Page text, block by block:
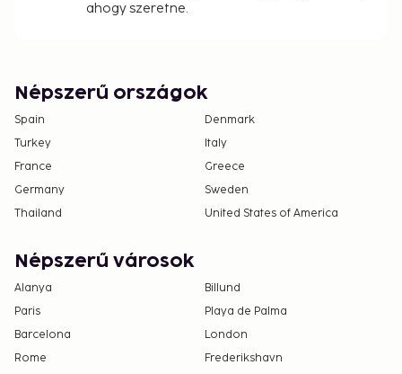
ahogy szeretne.
Népszerű országok
Spain
Denmark
Turkey
Italy
France
Greece
Germany
Sweden
Thailand
United States of America
Népszerű városok
Alanya
Billund
Paris
Playa de Palma
Barcelona
London
Rome
Frederikshavn